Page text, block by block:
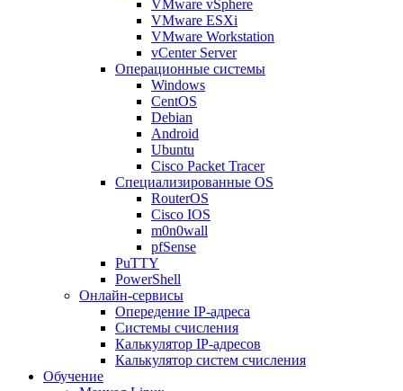
VMware vSphere
VMware ESXi
VMware Workstation
vCenter Server
Операционные системы
Windows
CentOS
Debian
Android
Ubuntu
Cisco Packet Tracer
Специализированные OS
RouterOS
Cisco IOS
m0n0wall
pfSense
PuTTY
PowerShell
Онлайн-сервисы
Опередение IP-адреса
Системы счисления
Калькулятор IP-адресов
Калькулятор систем счисления
Обучение